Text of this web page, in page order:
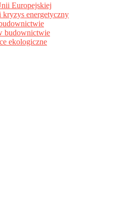
Europejskiej
kryzys energetyczny
budownictwie
ekologiczne